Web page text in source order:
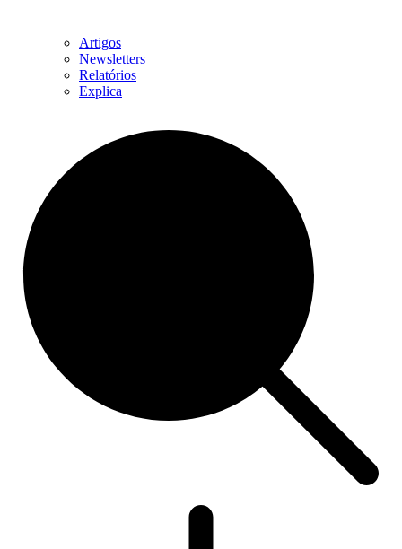
Artigos
Newsletters
Relatórios
Explica